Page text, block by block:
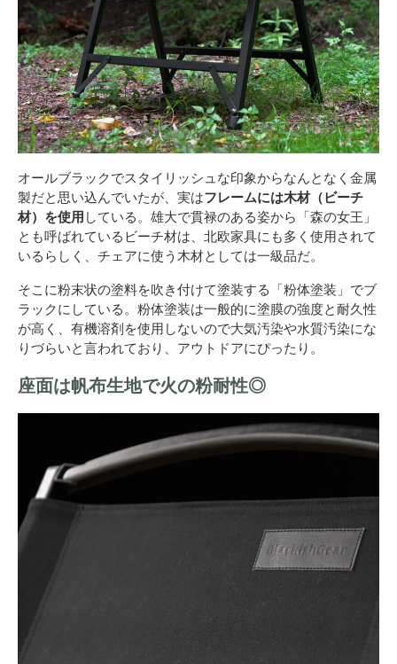
オールブラックでスタイリッシュな印象からなんとなく金属
製だと思い込んでいたが、実はフレームには木材（ビーチ
材）を使用 している。雄大で貫禄のある姿から「森の女王」
とも呼ばれているビーチ材は、北欧家具にも多く使用されて
いるらしく、チェアに使う木材としては一級品だ。
そこに粉末状の塗料を吹き付けて塗装する「粉体塗装」でブ
ラックにしている。粉体塗装は一般的に塗膜の強度と耐久性
が高く、有機溶剤を使用しないので大気汚染や水質汚染にな
りづらいと言われており、アウトドアにぴったり。
座面は帆布生地で火の粉耐性◎